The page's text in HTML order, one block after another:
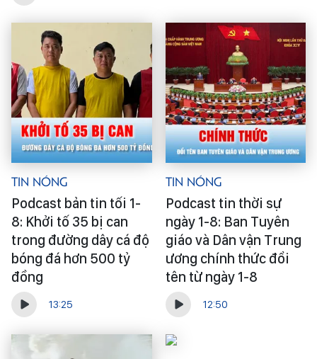
Tin Nóng
Podcast bản tin tối 1-
8: Khởi tố 35 bị can
trong đường dây cá độ
bóng đá hơn 500 tỷ
đồng
13:25
Tin Nóng
Podcast tin thời sự
ngày 1-8: Ban Tuyên
giáo và Dân vận Trung
ương chính thức đổi
tên từ ngày 1-8
12:50